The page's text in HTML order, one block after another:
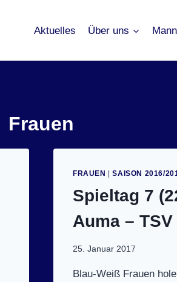
Aktuelles Über uns
Frauen
FRAUEN |SAISON 2016/
Spieltag 7
Auma –
25. Januar 2017
Blau-Weiß Frauen